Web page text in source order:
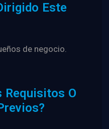
Este
de negocio.
Requisitos O